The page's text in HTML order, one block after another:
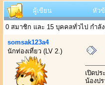
ผู้เขียน หัว
0 สมาชิก และ 15 บุคคลทั่วไป กำลั
somsak123a4
นักท่องเที่ยว (LV 2.)
เปิดป
น้องป